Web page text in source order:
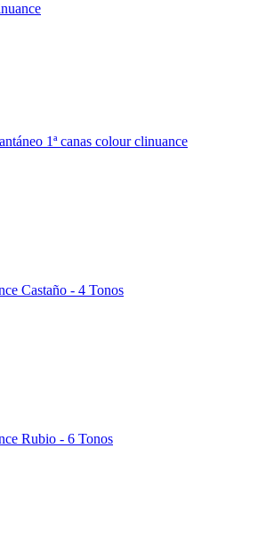
1ª canas colour clinuance
Castaño - 4 Tonos
Rubio - 6 Tonos